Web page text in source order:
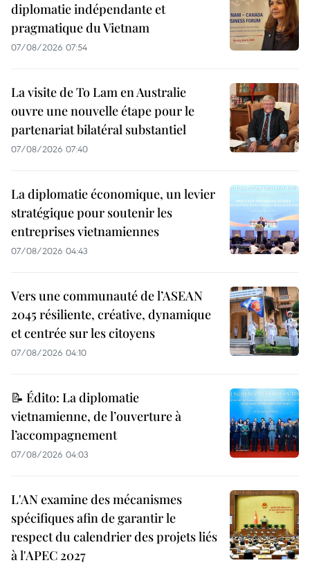
diplomatie indépendante et
pragmatique du Vietnam
07/08/2026 07:54
La visite de To Lam en Australie
ouvre une nouvelle étape pour le
partenariat bilatéral substantiel
07/08/2026 07:40
La diplomatie économique, un levier
stratégique pour soutenir les
entreprises vietnamiennes
07/08/2026 04:43
Vers une communauté de l’ASEAN
2045 résiliente, créative, dynamique
et centrée sur les citoyens
07/08/2026 04:10
📝 Édito: La diplomatie
vietnamienne, de l’ouverture à
l’accompagnement
07/08/2026 04:03
L'AN examine des mécanismes
spécifiques afin de garantir le
respect du calendrier des projets liés
à l'APEC 2027